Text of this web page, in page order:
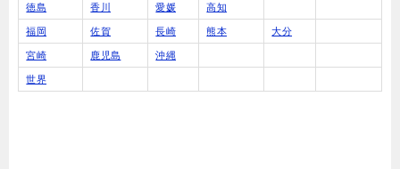
徳島 香川 愛媛 高知
福岡 佐賀 長崎 熊本 大分
宮崎 鹿児島 沖縄
世界